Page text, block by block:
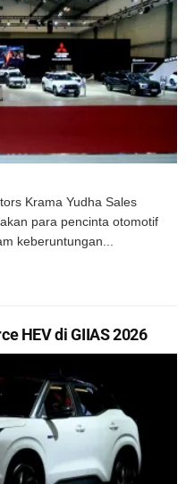
Krama Yudha Sales
para pencinta otomotif
keberuntungan...
HEV di GIIAS 2026